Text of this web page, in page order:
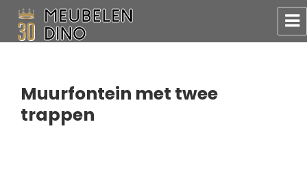
Muurfontein met twee
trappen